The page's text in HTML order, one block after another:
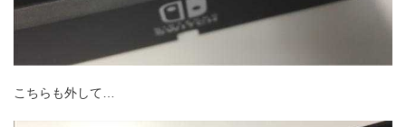
こちらも外して…